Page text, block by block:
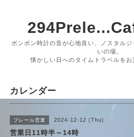
ボンボン時計の音が心地良い、ノスタル
いの場。
懐かしい日へのタイムトラベルをお
カレンダー
プレール営業 2024-12-12 (Thu)
営業日11時半～14時